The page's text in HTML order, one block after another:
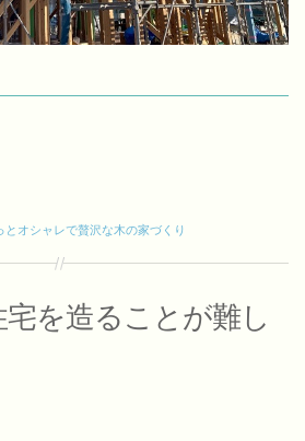
オシャレで贅沢な木の家づくり
を造ることが難し